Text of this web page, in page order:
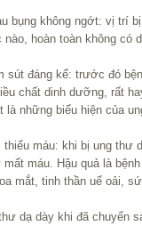
bụng không ngớt: vị trí
hoàn toàn không có
sút đáng kể: trước đó
chất dinh dưỡng, rất
là những biểu hiện của
thiếu máu: khi bị ung thư
mất máu. Hậu quả là
mắt, tinh thần uể oải,
dạ dày khi đã chuyển